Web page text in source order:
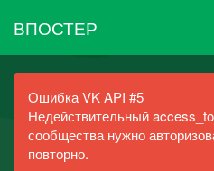
ВПОСТЕР
Ошибка VK API #5
Недействительный
сообщества нужно
повторно.